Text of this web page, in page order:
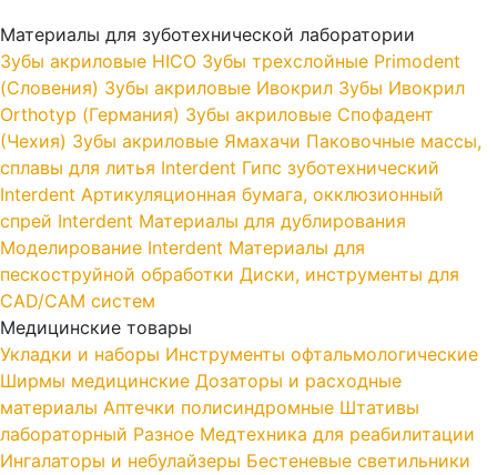
Материалы для зуботехнической лаборатории
Зубы акриловые HICO Зубы трехслойные Primodent
(Словения) Зубы акриловые Ивокрил Зубы Ивокрил
Orthotyp (Германия) Зубы акриловые Спофадент
(Чехия) Зубы акриловые Ямахачи Паковочные массы,
сплавы для литья Interdent Гипс зуботехнический
Interdent Артикуляционная бумага, окклюзионный
спрей Interdent Материалы для дублирования
Моделирование Interdent Материалы для
пескоструйной обработки Диски, инструменты для
CAD/CAM систем
Медицинские товары
Укладки и наборы Инструменты офтальмологические
Ширмы медицинские Дозаторы и расходные
материалы Аптечки полисиндромные Штативы
лабораторный Разное Медтехника для реабилитации
Ингалаторы и небулайзеры Бестеневые светильники